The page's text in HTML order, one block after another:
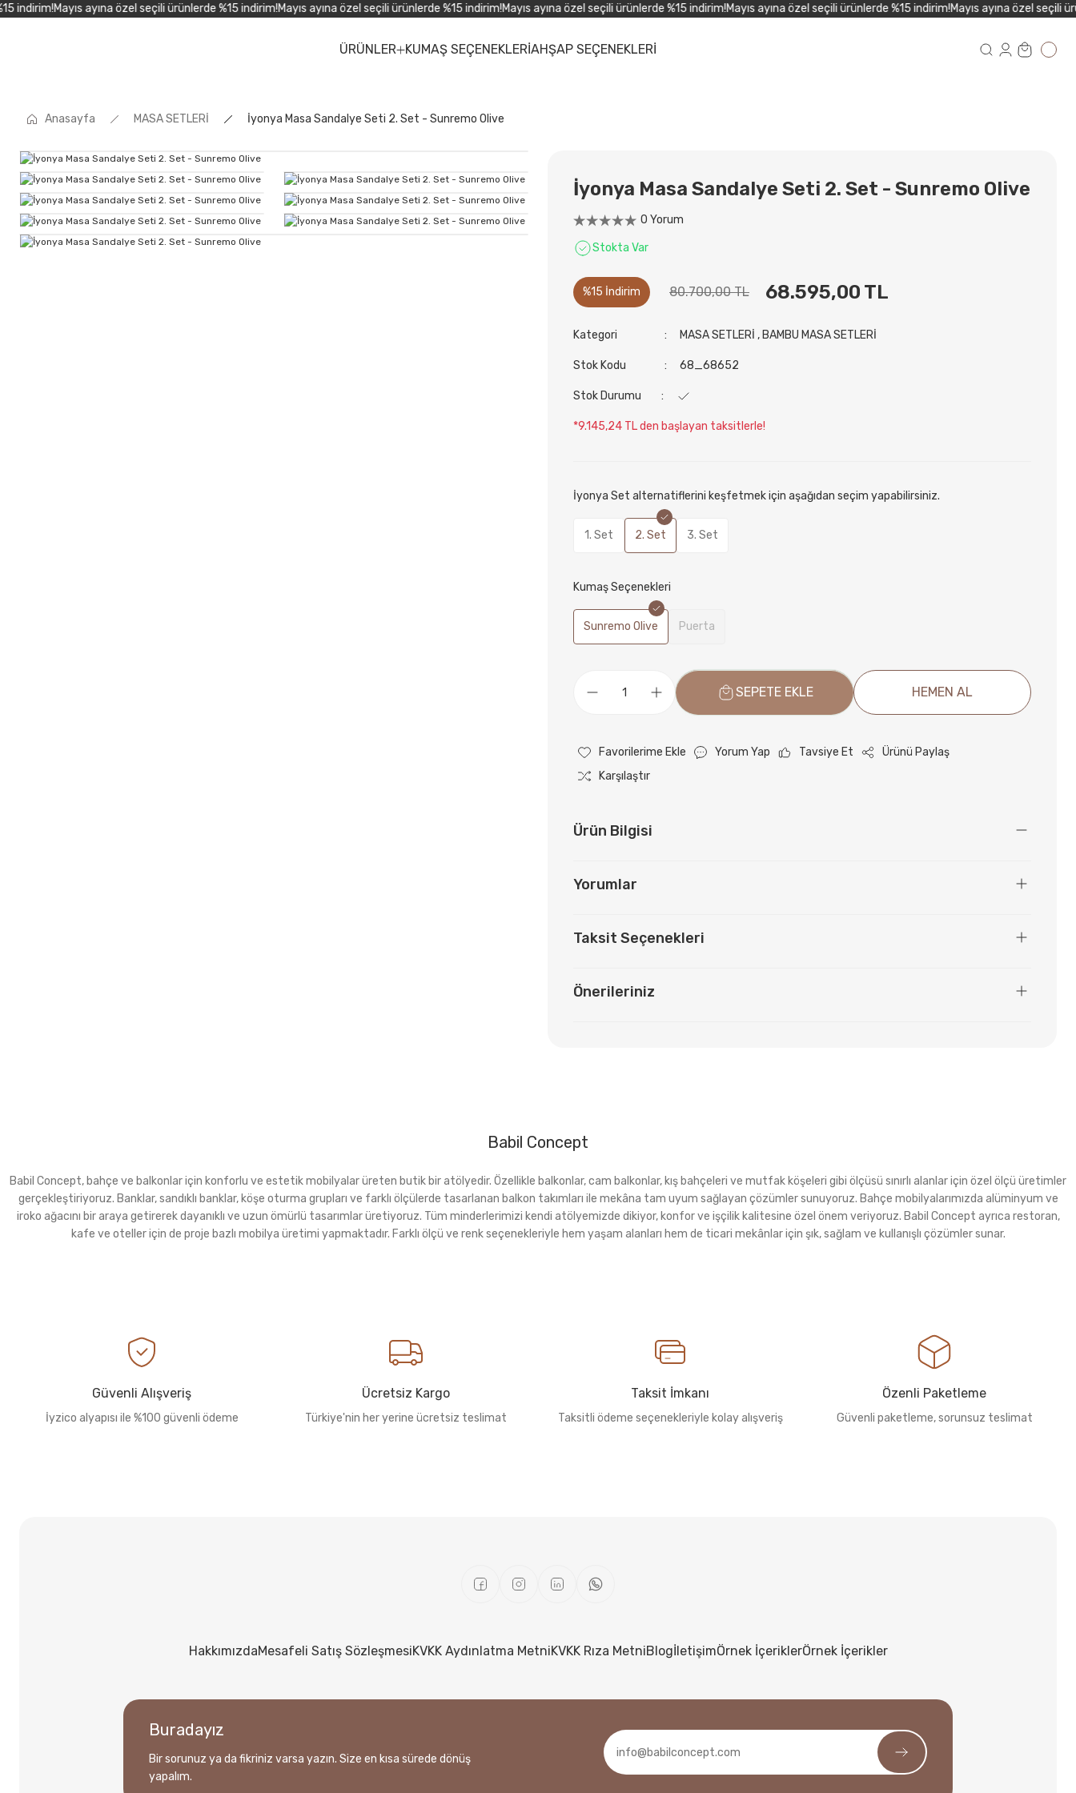
indirim!Mayıs ayına özel seçili ürünlerde %15 indirim!Mayıs ayına özel seçili ürünlerde %15 indirim!Mayıs ayına özel seçili ürünlerde %15 indirim!Mayıs ayına özel seçili ürünlerde %15 indirim!Mayıs ayına özel seçili
ÜRÜNLER KUMAŞ SEÇENEKLERİAHŞAP SEÇENEKLERİ
Anasayfa MASA SETLERİ İyonya Masa Sandalye Seti 2. Set - Sunremo Olive
İyonya Masa Sandalye Seti 2. Set - Sunremo Olive
0 Yorum
Stokta Var
%15 İndirim 80.700,00 TL 68.595,00 TL
Kategori MASA SETLERİ , BAMBU MASA SETLERİ
Stok Kodu 68_68652
Stok Durumu
*9.145,24 TL den başlayan taksitlerle!
İyonya Set alternatiflerini keşfetmek için aşağıdan seçim yapabilirsiniz.
1. Set 2. Set 3. Set
Kumaş Seçenekleri
Sunremo Olive Puerta
SEPETE EKLE HEMEN AL
Yorum Yap Tavsiye Et
Ürünü Paylaş
Karşılaştır
Ürün Bilgisi
Yorumlar
Taksit Seçenekleri
Önerileriniz
Babil Concept
Babil Concept, bahçe ve balkonlar için konforlu ve estetik mobilyalar üreten butik bir atölyedir. Özellikle balkonlar, cam balkonlar, kış bahçeleri ve mutfak köşeleri gibi ölçüsü sınırlı alanlar için özel ölçü üretimler
gerçekleştiriyoruz. Banklar, sandıklı banklar, köşe oturma grupları ve farklı ölçülerde tasarlanan balkon takımları ile mekâna tam uyum sağlayan çözümler sunuyoruz. Bahçe mobilyalarımızda alüminyum ve
iroko ağacını bir araya getirerek dayanıklı ve uzun ömürlü tasarımlar üretiyoruz. Tüm minderlerimizi kendi atölyemizde dikiyor, konfor ve işçilik kalitesine özel önem veriyoruz. Babil Concept ayrıca restoran,
kafe ve oteller için de proje bazlı mobilya üretimi yapmaktadır. Farklı ölçü ve renk seçenekleriyle hem yaşam alanları hem de ticari mekânlar için şık, sağlam ve kullanışlı çözümler sunar.
Güvenli Alışveriş
İyzico alyapısı ile %100 güvenli ödeme
Ücretsiz Kargo
Türkiye'nin her yerine ücretsiz teslimat
Taksit İmkanı
Taksitli ödeme seçenekleriyle kolay alışveriş
Özenli Paketleme
Güvenli paketleme, sorunsuz teslimat
HakkımızdaMesafeli Satış SözleşmesiKVKK Aydınlatma MetniKVKK Rıza MetniBlogİletişimÖrnek İçeriklerÖrnek İçerikler
Buradayız
Bir sorunuz ya da fikriniz varsa yazın. Size en kısa sürede dönüş
yapalım.